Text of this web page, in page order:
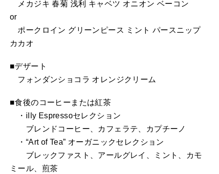
メカジキ 春菊 浅利 キャベツ オニオン ベーコン
or
ポークロイン グリーンピース ミント パースニップ
カカオ
■デザート
フォンダンショコラ オレンジクリーム
■食後のコーヒーまたは紅茶
・illy Espressoセレクション
ブレンドコーヒー、カフェラテ、カプチーノ
・“Art of Tea” オーガニックセレクション
ブレックファスト、アールグレイ、ミント、カモ
ミール、煎茶